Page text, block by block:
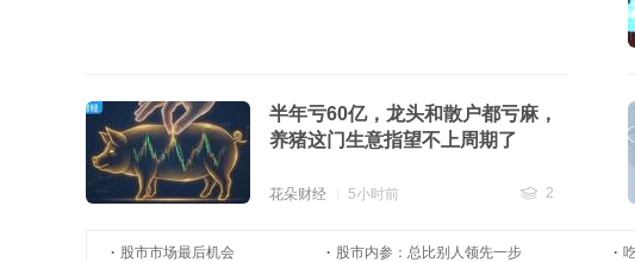
半年亏60亿，龙头和散户都亏麻，
养猪这门生意指望不上周期了
花朵财经 5小时前
2
股市市场最后机会 股市内参：总比别人领先一步